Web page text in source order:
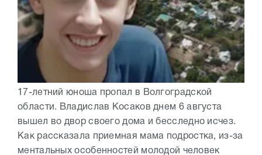
17-летний юноша пропал в Волгоградской
области. Владислав Косаков днем 6 августа
вышел во двор своего дома и бесследно исчез.
Как рассказала приемная мама подростка, из-за
ментальных особенностей молодой человек